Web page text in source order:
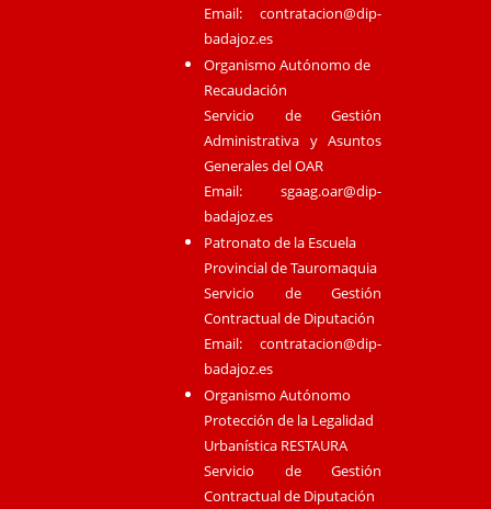
Email:contratacion@dip-
badajoz.es
Organismo Autónomo de
Recaudación
Servicio de Gestión
Administrativa y Asuntos
Generales del OAR
Email:sgaag.oar@dip-
badajoz.es
Patronato de la Escuela
Provincial de Tauromaquia
Servicio de Gestión
Contractual de Diputación
Email:contratacion@dip-
badajoz.es
Organismo Autónomo
Protección de la Legalidad
Urbanística RESTAURA
Servicio de Gestión
Contractual de Diputación